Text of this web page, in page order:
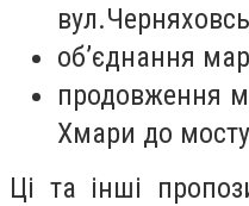
об’єднання
продовження
Хмари до
Ці та інші